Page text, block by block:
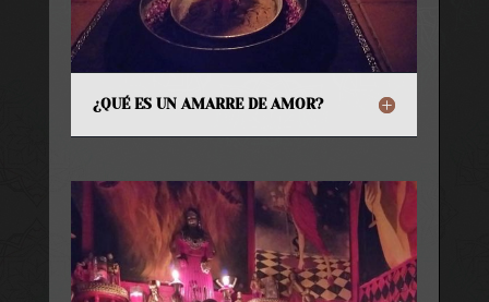
¿QUÉ ES UN AMARRE DE AMOR?